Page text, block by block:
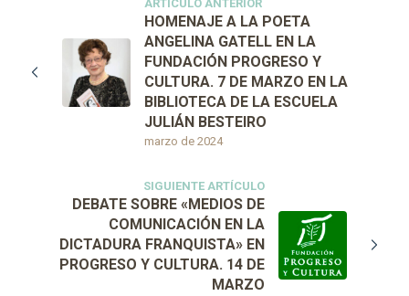
ARTÍCULO ANTERIOR
marzo de 2024
HOMENAJE A LA POETA
ANGELINA GATELL EN LA
FUNDACIÓN PROGRESO Y
CULTURA. 7 DE MARZO EN LA
BIBLIOTECA DE LA ESCUELA
JULIÁN BESTEIRO
SIGUIENTE ARTÍCULO
DEBATE SOBRE «MEDIOS DE
COMUNICACIÓN EN LA
DICTADURA FRANQUISTA» EN
PROGRESO Y CULTURA. 14 DE
MARZO